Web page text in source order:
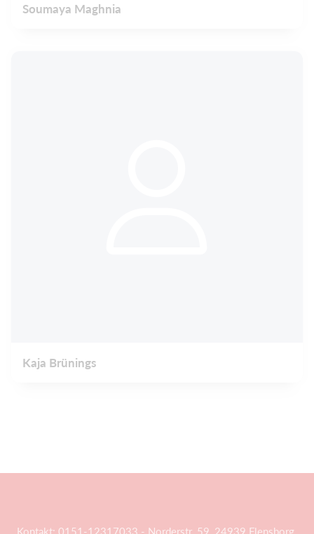
Soumaya Maghnia
Kaja Brünings
Kontakt: 0151-12317033 - Norderstr. 59, 24939 Flensborg